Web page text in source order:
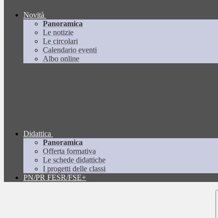
Novità
Panoramica
Le notizie
Le circolari
Calendario eventi
Albo online
Didattica
Panoramica
Offerta formativa
Le schede didattiche
I progetti delle classi
PN/PR FESR/FSE+